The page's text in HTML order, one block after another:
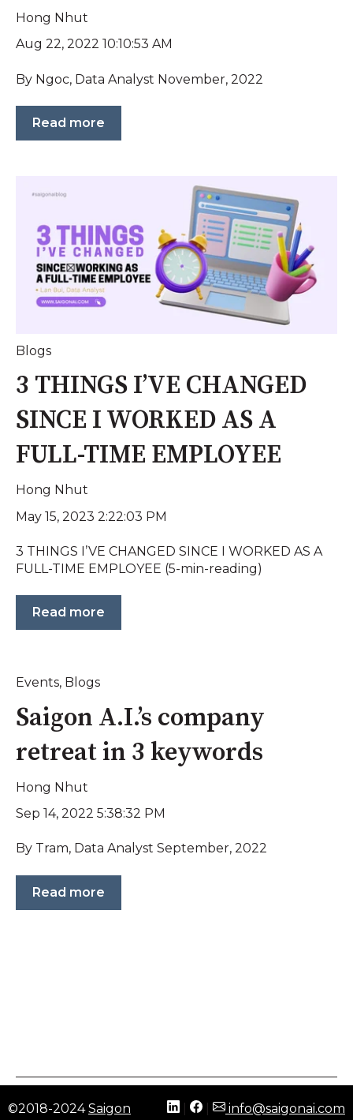
Hong Nhut
Aug 22, 2022 10:10:53 AM
By Ngoc, Data Analyst November, 2022
Read more
Blogs
3 THINGS I’VE CHANGED
SINCE I WORKED AS A
FULL-TIME EMPLOYEE
Hong Nhut
May 15, 2023 2:22:03 PM
3 THINGS I’VE CHANGED SINCE I WORKED AS A
FULL-TIME EMPLOYEE (5-min-reading)
Read more
Events, Blogs
Saigon A.I.’s company
retreat in 3 keywords
Hong Nhut
Sep 14, 2022 5:38:32 PM
By Tram, Data Analyst September, 2022
Read more
©2018-2024Saigon info@saigonai.com